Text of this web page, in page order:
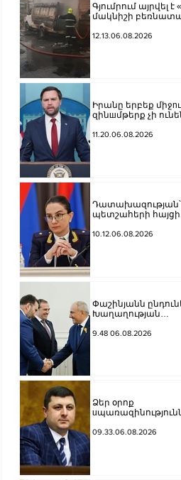
Գյումրում այրվել է
մակնիշի
12.13.06.08.2026
Իրանը երբեք
զինшմթերք չի
ունեցած բոլոր
11.20.06.08.2026
Դատախազության՝
պետշահերի հայցի
10.12.06.08.2026
Փաշինյանն
Խաղաղության
հարցերով ԱՄՆ
9.48 06.08.2026
Ձեր օրոք
քանակով որպես
09.33.06.08.2026